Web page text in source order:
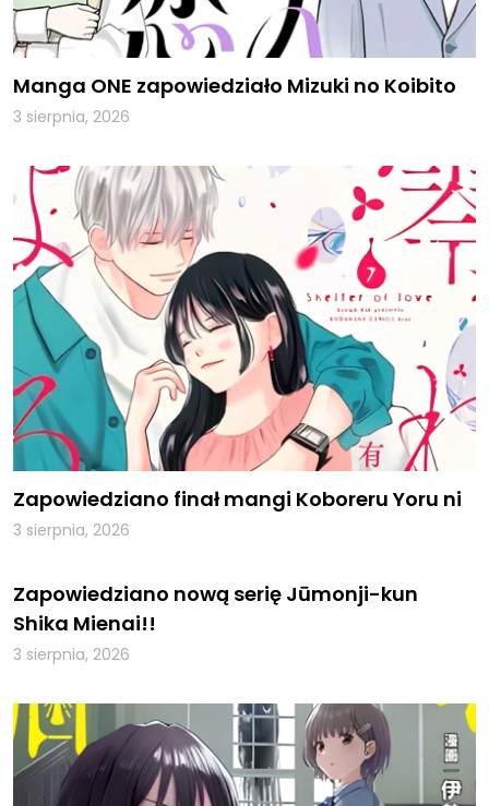
Manga ONE zapowiedziało Mizuki no Koibito
3 sierpnia, 2026
Zapowiedziano finał mangi Koboreru Yoru ni
3 sierpnia, 2026
Zapowiedziano nową serię Jūmonji-kun
Shika Mienai!!
3 sierpnia, 2026